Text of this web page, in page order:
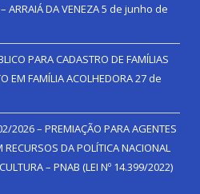
ARRAIÁ DA VENEZA5 de junho de
PARA CADASTRO DE FAMÍLIAS
EM FAMÍLIA ACOLHEDORA27 de
2026 – PREMIAÇÃO PARA AGENTES
DA POLÍTICA NACIONAL
– PNAB (LEI Nº 14.399/2022)